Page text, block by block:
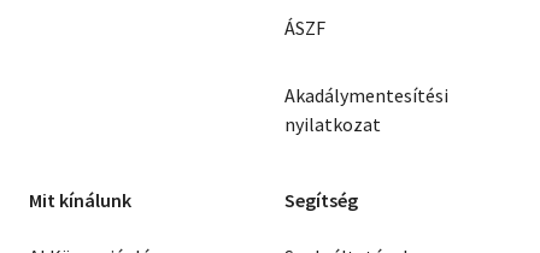
ÁSZF
Akadálymentesítési
nyilatkozat
Mit kínálunk Segítség